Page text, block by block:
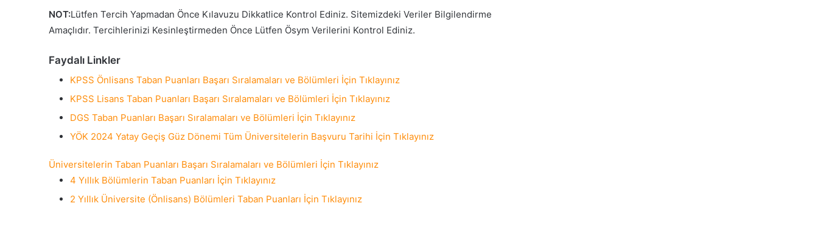
NOT:Lütfen Tercih Yapmadan Önce Kılavuzu Dikkatlice Kontrol Ediniz. Sitemizdeki Veriler Bilgilendirme
Amaçlıdır. Tercihlerinizi Kesinleştirmeden Önce Lütfen Ösym Verilerini Kontrol Ediniz.
Faydalı Linkler
KPSS Önlisans Taban Puanları Başarı Sıralamaları ve Bölümleri İçin Tıklayınız
KPSS Lisans Taban Puanları Başarı Sıralamaları ve Bölümleri İçin Tıklayınız
DGS Taban Puanları Başarı Sıralamaları ve Bölümleri İçin Tıklayınız
YÖK 2024 Yatay Geçiş Güz Dönemi Tüm Üniversitelerin Başvuru Tarihi İçin Tıklayınız
Üniversitelerin Taban Puanları Başarı Sıralamaları ve Bölümleri İçin Tıklayınız
4 Yıllık Bölümlerin Taban Puanları İçin Tıklayınız
2 Yıllık Üniversite (Önlisans) Bölümleri Taban Puanları İçin Tıklayınız